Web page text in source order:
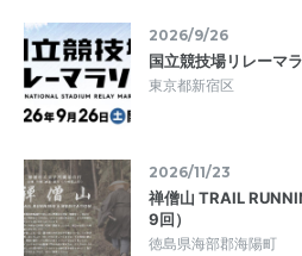
2026/9/26
国立競技場リレーマ
東京都新宿区
2026/11/23
禅僧山 TRAIL
9回）
徳島県海部郡海陽町